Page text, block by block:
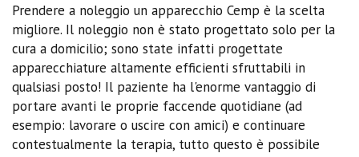
Prendere a noleggio un apparecchio Cemp è la scelta
migliore. Il noleggio non è stato progettato solo per la
cura a domicilio; sono state infatti progettate
apparecchiature altamente efficienti sfruttabili in
qualsiasi posto! Il paziente ha l'enorme vantaggio di
portare avanti le proprie faccende quotidiane (ad
esempio: lavorare o uscire con amici) e continuare
contestualmente la terapia, tutto questo è possibile